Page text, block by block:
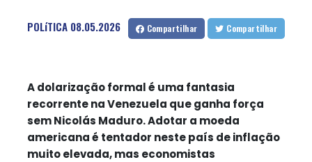
POLíTICA 08.05.2026 Compartilhar Compartilhar
A dolarização formal é uma fantasia
recorrente na Venezuela que ganha força
sem Nicolás Maduro. Adotar a moeda
americana é tentador neste país de inflação
muito elevada, mas economistas